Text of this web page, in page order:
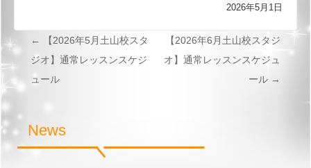
2026年5月1日
ビ
ゲ
←
【2026年5月土山校スタ
ジオ】通常レッスンスケジ
ュール
【2026年6月土山校スタジ
オ】通常レッスンスケジュ
ール →
News